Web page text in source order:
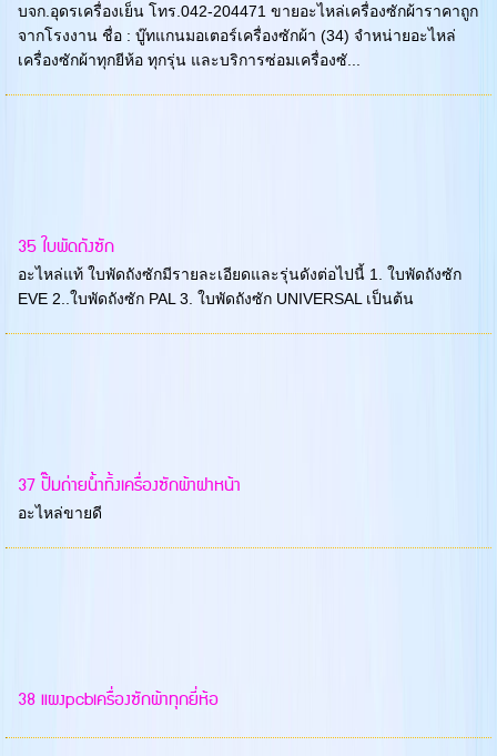
บจก.อุดรเครื่องเย็น โทร.042-204471 ขายอะไหล่เครื่องซักผ้าราคาถูก
จากโรงงาน ชื่อ : บู๊ทแกนมอเตอร์เครื่องซักผ้า (34) จำหน่ายอะไหล่
เครื่องซักผ้าทุกยีห้อ ทุกรุ่น และบริการซ่อมเครื่องซั...
35 ใบพัดถังซัก
อะไหล่แท้ ใบพัดถังซักมีรายละเอียดและรุ่นดังต่อไปนี้ 1. ใบพัดถังซัก
EVE 2..ใบพัดถังซัก PAL 3. ใบพัดถังซัก UNIVERSAL เป็นต้น
37 ปั๊มถ่ายน้ำทิ้งเครื่องซักผ้าฝาหน้า
อะไหล่ขายดี
38 แผงpcbเครื่องซักผ้าทุกยี่ห้อ